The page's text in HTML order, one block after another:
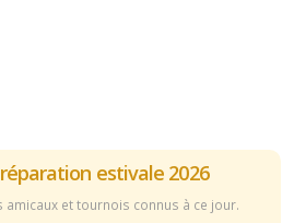
estivale 2026
et tournois connus à ce jour.